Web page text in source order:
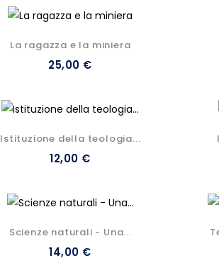
La ragazza e la miniera
25,00 €
Istituzione della teologia...
12,00 €
Scienze naturali - Una...
14,00 €